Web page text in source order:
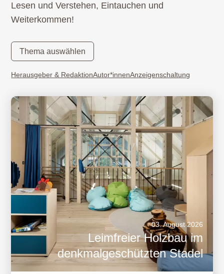
Lesen und Verstehen, Eintauchen und
Weiterkommen!
Thema auswählen
Herausgeber & RedaktionAutor*innenAnzeigenschaltung
03. August 2026
Leimfreier Holzbau im
denkmalgeschützten Stadel